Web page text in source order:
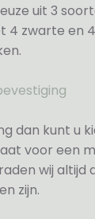
uit 3
4 zwarte en
dan kunt u
voor een
wij
zijn.